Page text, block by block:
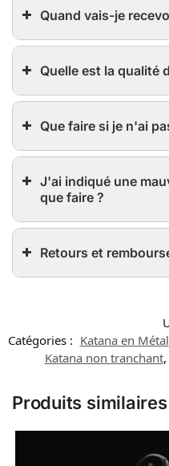
Quand vais-je
Quelle est la qualité
Que faire si je n'ai
J'ai indiqué une
que faire ?
Retours et
Catégories : Katana en Métal
Katana non tranchant,
Produits similaires